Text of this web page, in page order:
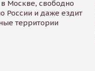
Москве, свободно
России и даже ездит
территории